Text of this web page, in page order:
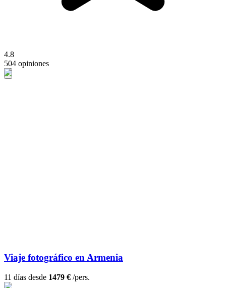
4.8
504 opiniones
Viaje fotográfico en Armenia
11 días desde 1479 € /pers.